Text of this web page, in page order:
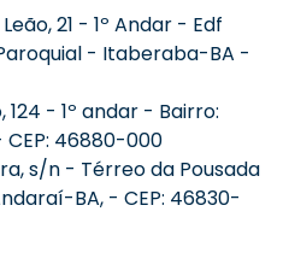
21 - 1º Andar - Edf
- Itaberaba-BA -
124 - 1º andar - Bairro:
46880-000
s/n - Térreo da Pousada
BA, - CEP: 46830-